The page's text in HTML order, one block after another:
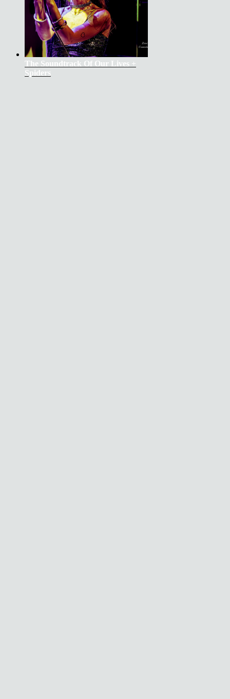
The Soundtrack Of Our Lives +
Spiders